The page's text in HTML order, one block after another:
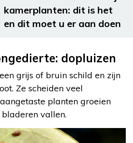
kamerplanten: dit is het
en dit moet u er aan doen
dopluizen
grijs of bruin schild en zijn
Ze scheiden veel
planten groeien
vallen.